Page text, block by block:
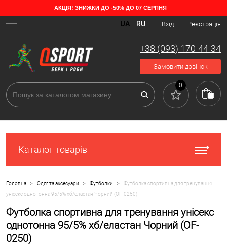
АКЦІЯ! ЗНИЖКИ ДО -50% ДО 07 СЕРПНЯ
Вхід Реєстрація
UA RU
+38 (093) 170-44-34
Замовити дзвінок
0
Каталог товарів
Головна > Одяг та аксесуари > Футболки >
Футболка спортивна для тренування
унісекс однотонна 95/5% хб/еластан Чорний (OF-0250)
Футболка спортивна для тренування унісекс
однотонна 95/5% хб/еластан Чорний (OF-
0250)